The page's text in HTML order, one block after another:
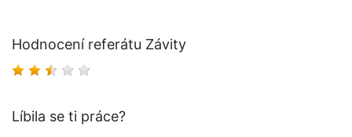
Hodnocení referátu Závity
Líbila se ti práce?